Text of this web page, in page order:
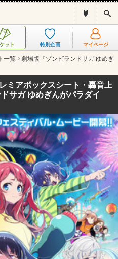
ス
は
？
ット 特別企画 マイページ
一覧
劇場版『ゾンビランドサガ ゆめぎ
ミアボックスシート・轟音上
サガ ゆめぎんがパラダイ